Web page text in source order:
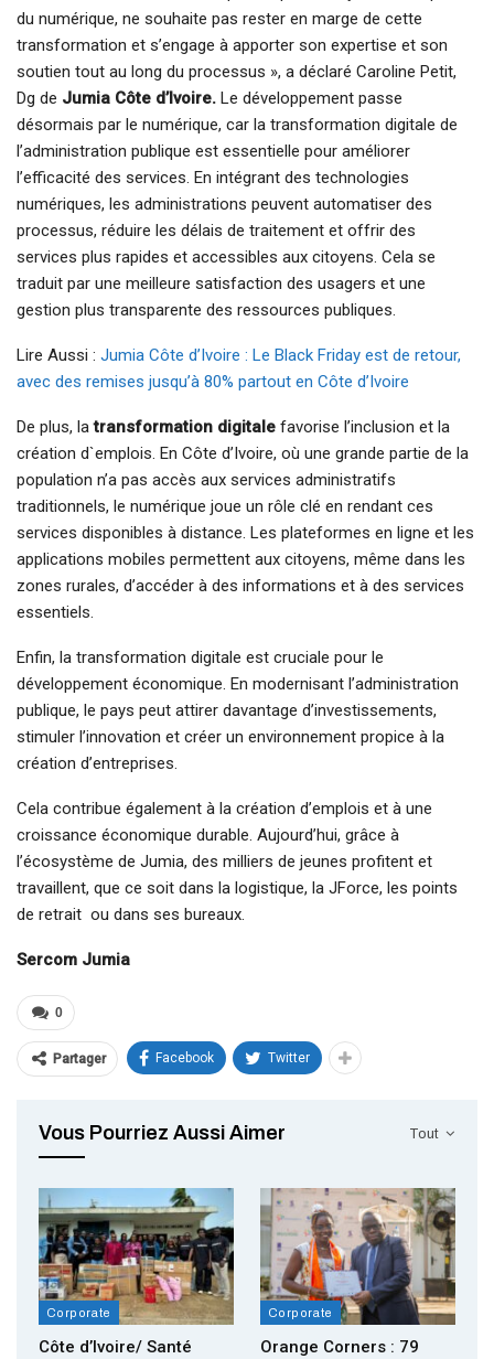
du numérique, ne souhaite pas rester en marge de cette
transformation et s’engage à apporter son expertise et son
soutien tout au long du processus », a déclaré Caroline Petit,
Dg de Jumia Côte d’Ivoire. Le développement passe
désormais par le numérique, car la transformation digitale de
l’administration publique est essentielle pour améliorer
l’efficacité des services. En intégrant des technologies
numériques, les administrations peuvent automatiser des
processus, réduire les délais de traitement et offrir des
services plus rapides et accessibles aux citoyens. Cela se
traduit par une meilleure satisfaction des usagers et une
gestion plus transparente des ressources publiques.
Lire Aussi : Jumia Côte d’Ivoire : Le Black Friday est de retour,
avec des remises jusqu’à 80% partout en Côte d’Ivoire
De plus, latransformation digitale favorise l’inclusion et la
création d`emplois. En Côte d’Ivoire, où une grande partie de la
population n’a pas accès aux services administratifs
traditionnels, le numérique joue un rôle clé en rendant ces
services disponibles à distance. Les plateformes en ligne et les
applications mobiles permettent aux citoyens, même dans les
zones rurales, d’accéder à des informations et à des services
essentiels.
Enfin, la transformation digitale est cruciale pour le
développement économique. En modernisant l’administration
publique, le pays peut attirer davantage d’investissements,
stimuler l’innovation et créer un environnement propice à la
création d’entreprises.
Cela contribue également à la création d’emplois et à une
croissance économique durable. Aujourd’hui, grâce à
l’écosystème de Jumia, des milliers de jeunes profitent et
travaillent, que ce soit dans la logistique, la JForce, les points
de retrait ou dans ses bureaux.
Sercom Jumia
0
Partager Facebook Twitter
Tout
Vous Pourriez Aussi Aimer
Corporate
Côte d’Ivoire/ Santé
Corporate
Orange Corners : 79